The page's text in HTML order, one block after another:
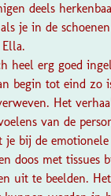
deels
je in de
heel erg goed
begin tot eind zo
Het
van de
je bij de
doos met
uit te beelden.